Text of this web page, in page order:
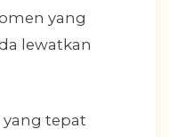
yang
lewatkan
tepat